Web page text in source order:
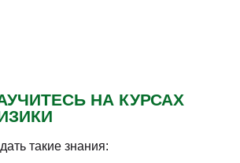
НА КУРСАХ
такие знания: